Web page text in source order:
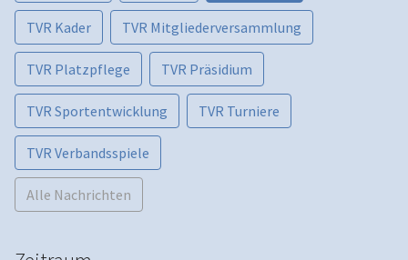
TVR Kader TVR Mitgliederversammlung
TVR Platzpflege TVR Präsidium
TVR Sportentwicklung TVR Turniere
TVR Verbandsspiele
Alle Nachrichten